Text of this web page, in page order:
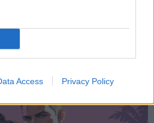
Access Privacy Policy
το GTA VI ελπίζουμε να την